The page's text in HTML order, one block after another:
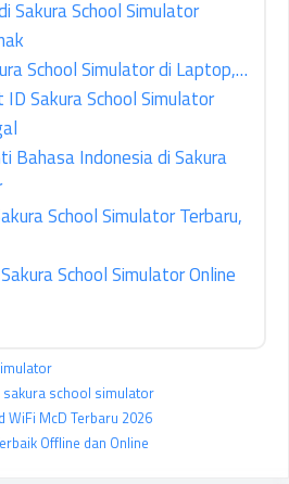
Sakura School Simulator
School Simulator di Laptop,…
Sakura School Simulator
Bahasa Indonesia di Sakura
School Simulator Terbaru,
School Simulator Online
sakura school simulator
McD Terbaru 2026
Offline dan Online